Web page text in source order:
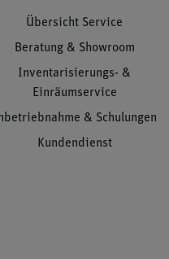
Übersicht Service
Beratung & Showroom
Inventarisierungs- &
Einräumservice
& Schulungen
Kundendienst